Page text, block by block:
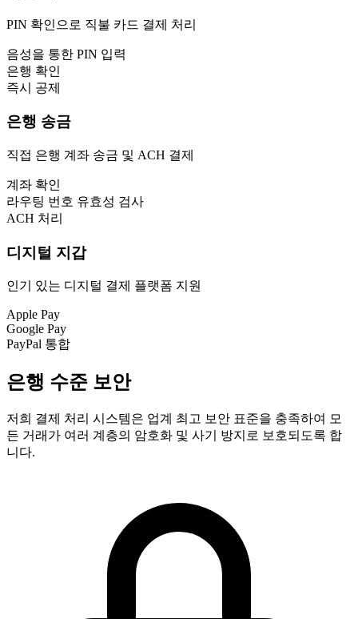
PIN 확인으로 직불 카드 결제 처리
음성을 통한 PIN 입력
은행 확인
즉시 공제
은행 송금
직접 은행 계좌 송금 및 ACH 결제
계좌 확인
라우팅 번호 유효성 검사
ACH 처리
디지털 지갑
인기 있는 디지털 결제 플랫폼 지원
Apple Pay
Google Pay
PayPal 통합
은행 수준 보안
저희 결제 처리 시스템은 업계 최고 보안 표준을 충족하여 모
든 거래가 여러 계층의 암호화 및 사기 방지로 보호되도록 합
니다.